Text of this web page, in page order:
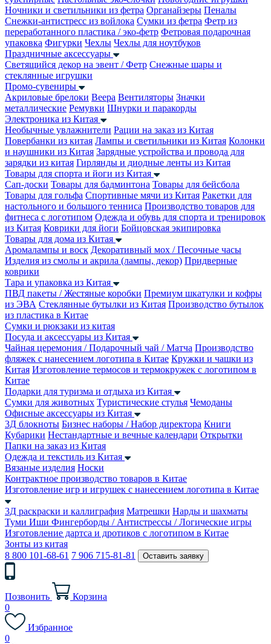
Ночники и светильники из фетра Органайзеры Пеналы
Снежки-антистресс из войлока Сумки из фетра Фетр из
переработанного пластика / эко-фетр Фетровая подарочная
упаковка Фигурки Чехлы Чехлы для ноутбуков
Праздничные аксессуары
Светящийся декор на эвент / Фетр Снежные шары и
стеклянные игрушки
Промо-сувениры
Акриловые брелоки Веера Вентиляторы Значки
металлические Ремувки Шнурки и паракорды
Электроника из Китая
Необычные увлажнители Рации на заказ из Китая
Повербанки из китая Лампы и светильники из Китая Колонки
и наушники из Китая Зарядные устройства и провода для
зарядки из китая Гирлянды и диодные ленты из Китая
Товары для спорта и йоги из Китая
Сап-доски Товары для бадминтона Товары для бейсбола
Товары для гольфа Спортивные мячи из Китая Ракетки для
настольного и большого тенниса Производство товаров для
фитнеса с логотипом Одежда и обувь для спорта и тренировок
из Китая Коврики для йоги Бойцовская экипировка
Товары для дома из Китая
Аромалампы и воск Декоративный мох / Песочные часы
Изделия из смолы и акрила (лампы, декор) Придверные
коврики
Тара и упаковка из Китая
ПВД пакеты / Жестяные коробки Премиум шкатулки и кофры
из ЭВА Стеклянные бутылки из Китая Производство бутылок
из пластика в Китае
Сумки и рюкзаки из китая
Посуда и аксессуары из Китая
Чайная церемония / Подарочный чай / Матча Производство
фляжек с нанесением логотипа в Китае Кружки и чашки из
Китая Изготовление термосов и термокружек с логотипом в
Китае
Подарки для туризма и отдыха из Китая
Сумки для животных Туристические стулья Чемоданы
Офисные аксессуары из Китая
3Д блокноты Бизнес наборы / Набор директора Книги
Кубарики Нестандартные и вечные календари Открытки
Папки на заказ из Китая
Одежда и текстиль из Китая
Вязаные изделия Носки
Контрактное производство товаров в Китае
Изготовление игр и игрушек с нанесением логотипа в Китае
3Д раскраски и каллиграфия Матрешки Нарды и шахматы
Туми Иши Фингерборды / Антистрессы / Логические игры
Изготовление дартса и дротиков с логотипом в Китае
Зонты из китая
8 800 101-68-61 7 906 715-81-81 Оставить заявку
Позвонить
Корзина
0
Избранное
0